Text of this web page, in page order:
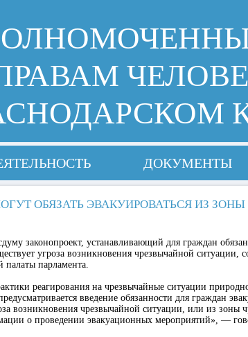
ДОКУМЕНТЫ
ОБЯЗАТЬ ЭВАКУИРОВАТЬСЯ ИЗ ЗОНЫ
законопроект, устанавливающий для граждан
угроза возникновения чрезвычайной ситуации,
парламента.
реагирования на чрезвычайные ситуации
введение обязанности для граждан
возникновения чрезвычайной ситуации, или из зоны
о проведении эвакуационных мероприятий», —